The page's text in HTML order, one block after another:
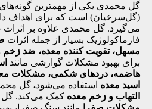
گل محمدی یکی از مهمترین
(گل‌سرخیان) است که برای اهداف
می‌گیرد. گل محمدی علاوه بر
فارماکولوژیک بسیار از جمله اثرات
مسهل، تقویت کننده معده، ضد زخم و
برای بهبود مشکلات گوارشی مانند
هاضمه، دردهای شکمی، مشکلات
اسید معده استفاده می‌شود. گل
التهاب و زخم معده کمک می‌کند. گل